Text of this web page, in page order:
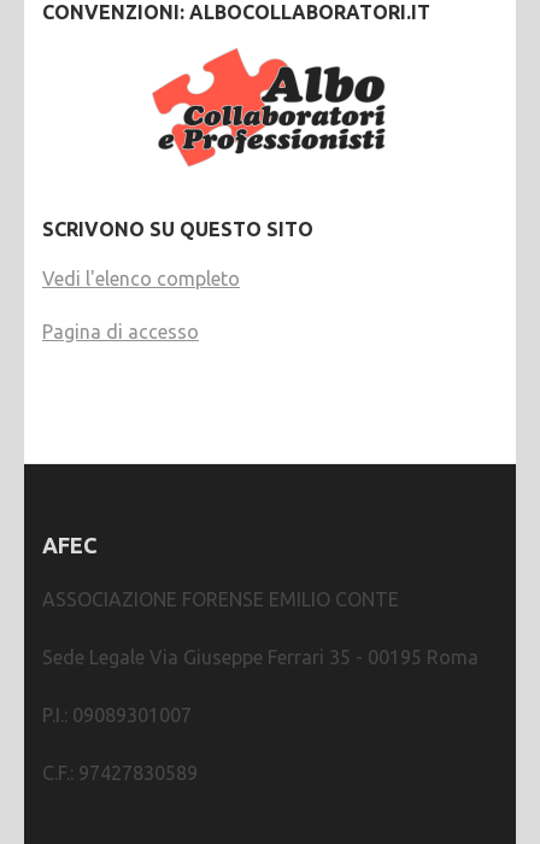
CONVENZIONI: ALBOCOLLABORATORI.IT
SCRIVONO SU QUESTO SITO
Vedi l'elenco completo
Pagina di accesso
AFEC
ASSOCIAZIONE FORENSE EMILIO CONTE
Sede Legale Via Giuseppe Ferrari 35 - 00195 Roma
P.I.: 09089301007
C.F.: 97427830589